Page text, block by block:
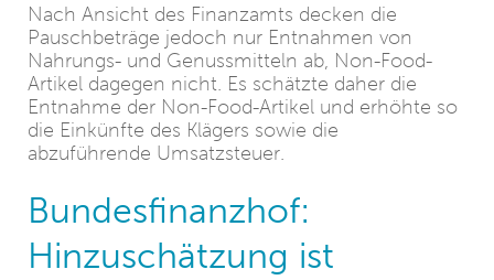
Nach Ansicht des Finanzamts decken die
Pauschbeträge jedoch nur Entnahmen von
Nahrungs- und Genussmitteln ab, Non-Food-
Artikel dagegen nicht. Es schätzte daher die
Entnahme der Non-Food-Artikel und erhöhte so
die Einkünfte des Klägers sowie die
abzuführende Umsatzsteuer.
Bundesfinanzhof:
Hinzuschätzung ist